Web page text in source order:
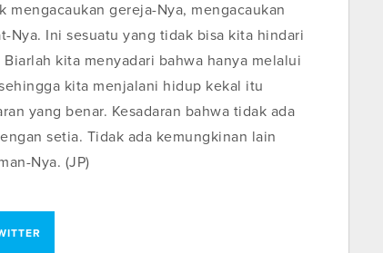
gereja-Nya, mengacaukan
Nya. Ini sesuatu yang tidak bisa kita hindari
kita menyadari bahwa hanya melalui
kita menjalani hidup kekal itu
yang benar. Kesadaran bahwa tidak ada
setia. Tidak ada kemungkinan lain
Nya. (JP)